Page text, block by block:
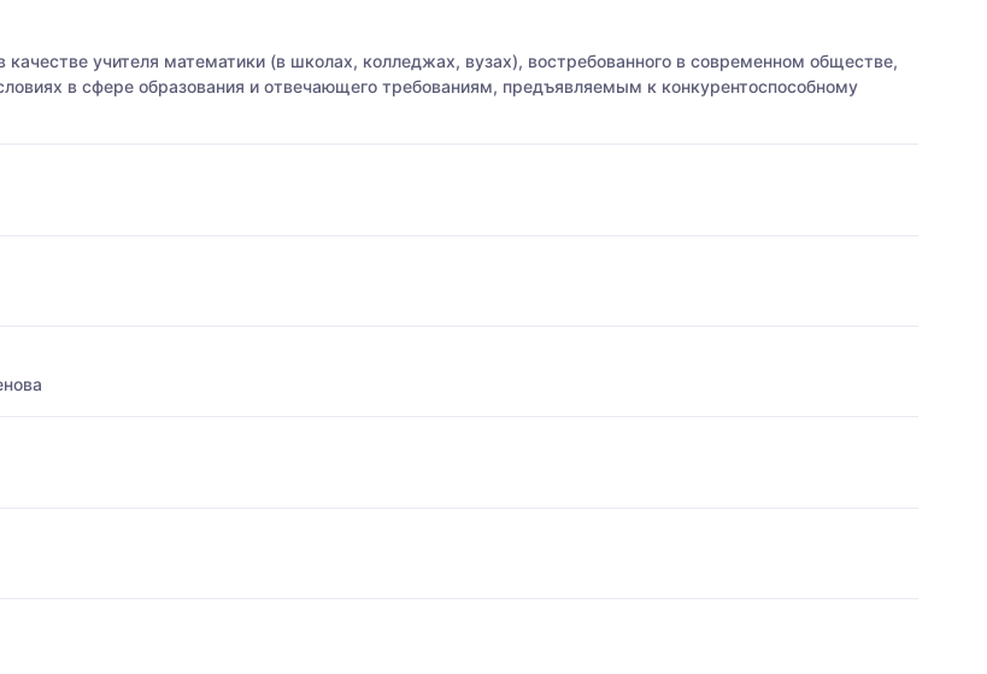
учителя математики (в школах, колледжах, вузах), востребованного в современном обществе,
в сфере образования и отвечающего требованиям, предъявляемым к конкурентоспособному